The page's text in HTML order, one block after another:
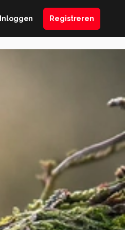
Inloggen Registreren